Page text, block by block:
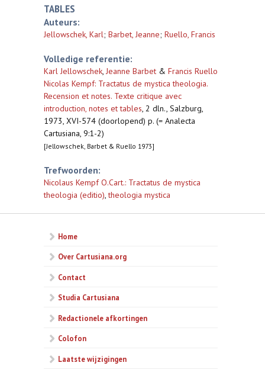
TABLES
Auteurs:
Jellowschek, Karl; Barbet, Jeanne; Ruello, Francis
Volledige referentie:
Karl Jellowschek, Jeanne Barbet & Francis Ruello
Nicolas Kempf: Tractatus de mystica theologia.
Recension et notes. Texte critique avec
introduction, notes et tables, 2 dln., Salzburg,
1973, XVI-574 (doorlopend) p. (= Analecta
Cartusiana, 9:1-2)
[Jellowschek, Barbet & Ruello 1973]
Trefwoorden:
Nicolaus Kempf O.Cart.: Tractatus de mystica
theologia (editio),theologia mystica
Home
Over Cartusiana.org
Contact
Studia Cartusiana
Redactionele afkortingen
Colofon
Laatste wijzigingen